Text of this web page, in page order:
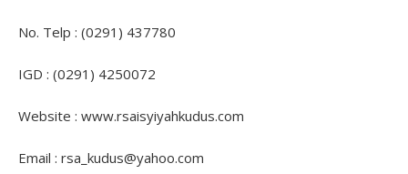
No. Telp : (0291) 437780
IGD : (0291) 4250072
Website : www.rsaisyiyahkudus.com
Email : rsa_kudus@yahoo.com